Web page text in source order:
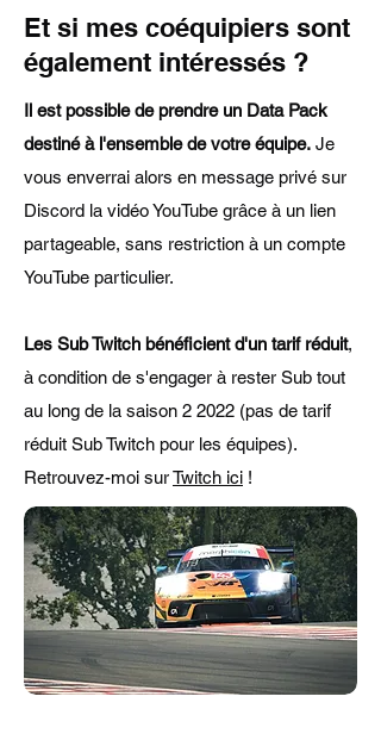
Et si mes coéquipiers sont
également intéressés ?
Il est possible de prendre un Data Pack
destiné à l'ensemble de votre équipe. Je
vous enverrai alors en message privé sur
Discord la vidéo YouTube grâce à un lien
partageable, sans restriction à un compte
YouTube particulier.
Les Sub Twitch bénéficient d'un tarif réduit,
à condition de s'engager à rester Sub tout
au long de la saison 2 2022 (pas de tarif
réduit Sub Twitch pour les équipes).
Retrouvez-moi surTwitch ici !